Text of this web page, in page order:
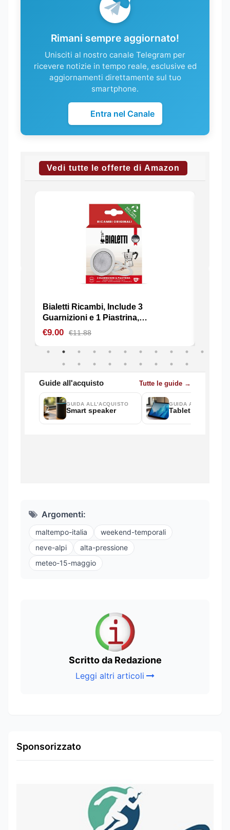
Rimani sempre aggiornato!
Unisciti al nostro canale Telegram per
ricevere notizie in tempo reale, esclusive ed
aggiornamenti direttamente sul tuo
smartphone.
Entra nel Canale
Argomenti:
maltempo-italia
weekend-temporali
neve-alpi
alta-pressione
meteo-15-maggio
Scritto da Redazione
Leggi altri articoli
Sponsorizzato